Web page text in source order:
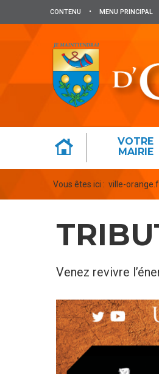
CONTENU • MENU PRINCIPAL
VOTRE
MAIRIE
Vous êtes ici : ville-
Venez revivre